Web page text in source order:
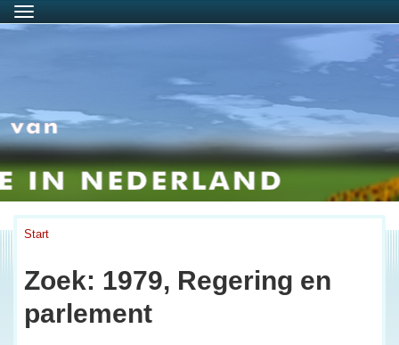
Menu
Start
Zoek: 1979, Regering en
parlement